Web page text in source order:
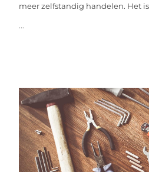
meer zelfstandig handelen. Het
...